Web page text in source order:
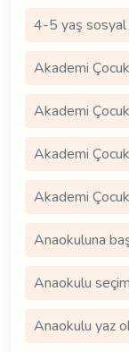
4-5 yaş
Akademi
Akademi
Akademi
Akademi
Anaokuluna
Anaokulu
Anaokulu yaz